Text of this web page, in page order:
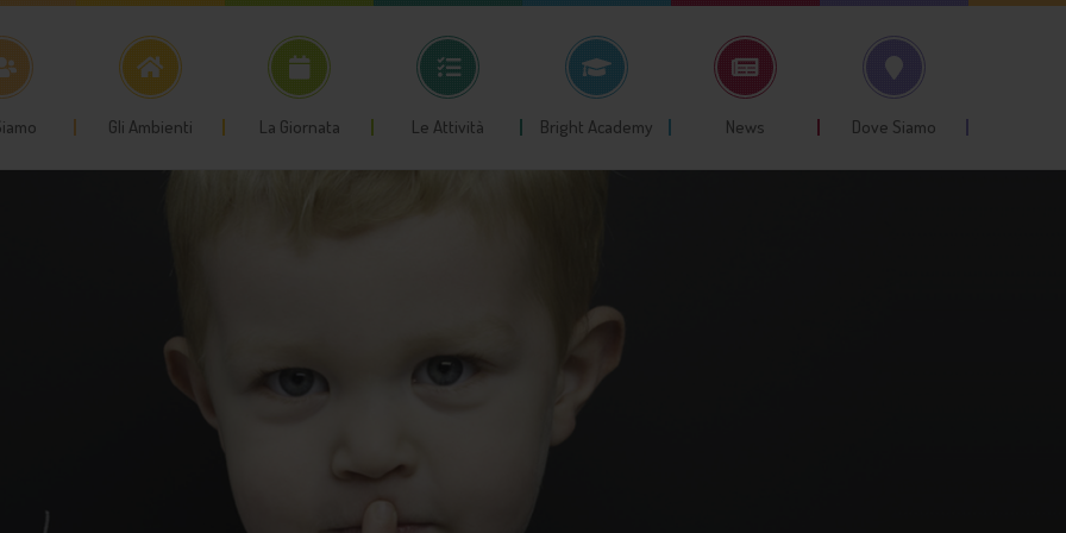
Gli Ambienti La Giornata Le Attività Bright Academy News Dove Siamo